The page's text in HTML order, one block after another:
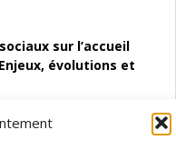
sur l’accueil
évolutions et